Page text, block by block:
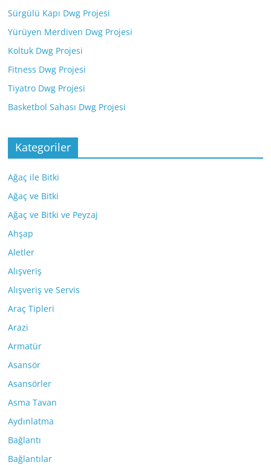
Sürgülü Kapı Dwg Projesi
Yürüyen Merdiven Dwg Projesi
Koltuk Dwg Projesi
Fitness Dwg Projesi
Tiyatro Dwg Projesi
Basketbol Sahası Dwg Projesi
Kategoriler
Ağaç ile Bitki
Ağaç ve Bitki
Ağaç ve Bitki ve Peyzaj
Ahşap
Aletler
Alışveriş
Alışveriş ve Servis
Araç Tipleri
Arazi
Armatür
Asansör
Asansörler
Asma Tavan
Aydınlatma
Bağlantı
Bağlantılar